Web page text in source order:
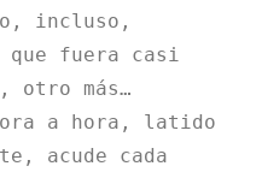
incluso,
que fuera casi
otro más…
a hora, latido
acude cada